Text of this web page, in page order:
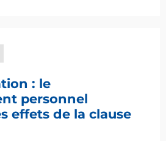
: le
personnel
effets de la clause